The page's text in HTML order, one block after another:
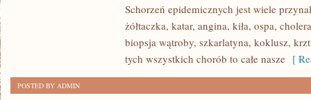
Schorzeń epidemicznych jest wiele
żółtaczka, katar, angina, kiła, ospa,
biopsja wątroby, szkarlatyna, koklusz,
tych wszystkich chorób to całe nasze [
POSTED BY ADMIN